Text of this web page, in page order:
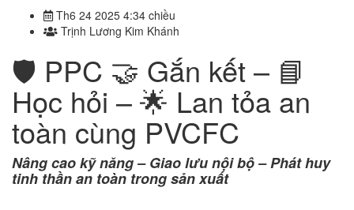
Th6 24 2025 4:34 chiều
Trịnh Lương Kim Khánh
🛡️ PPC 🤝 Gắn kết – 📘
Học hỏi – 🌟 Lan tỏa an
toàn cùng PVCFC
Nâng cao kỹ năng – Giao lưu nội bộ – Phát huy
tinh thần an toàn trong sản xuất